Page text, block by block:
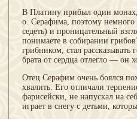
В Платину прибыл один
о. Серафима, поэтому немного
седеть) и проницательный
понимаете в собирании
грибником, стал
брата от сердца отлегло — он
Отец Серафим очень боялся
хвалить. Его отличали
фарисейски, не напускал на
играет в снегу с детьми,